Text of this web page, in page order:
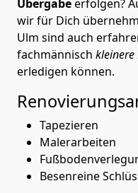
Übergabeerfolgen?
wir für Dich
Ulm sind auch
fachmännisch kleinere
erledigen können.
Tapezieren
Malerarbeiten
Besenreine